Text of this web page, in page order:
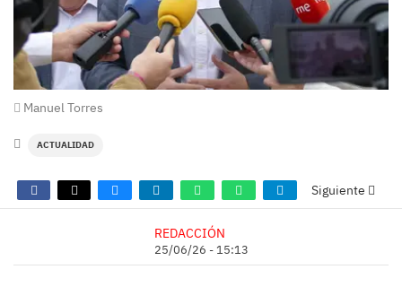
Manuel Torres
ACTUALIDAD
Siguiente
REDACCIÓN
25/06/26 - 15:13